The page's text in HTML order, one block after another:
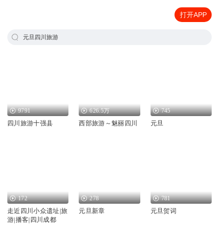
打开APP
元旦四川旅游
9791
四川旅游十强县
626.5万
西部旅游～魅丽四川
745
元旦
172
走近四川小众遗址|旅
游|播客|四川成都
278
元旦新章
781
元旦贺词